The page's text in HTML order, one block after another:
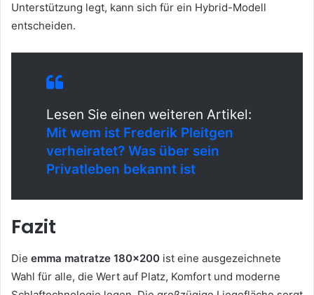
Unterstützung legt, kann sich für ein Hybrid-Modell
entscheiden.
Lesen Sie einen weiteren Artikel:
Mit wem ist Frederik Pleitgen
verheiratet? Was über sein
Privatleben bekannt ist
Fazit
Die emma matratze 180×200 ist eine ausgezeichnete
Wahl für alle, die Wert auf Platz, Komfort und moderne